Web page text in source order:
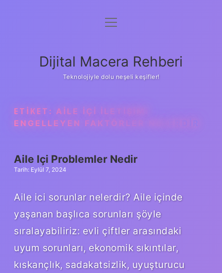
Anasayfa
Yasal Uyarı
menüyü
Dijital Macera Rehberi
Teknolojiyle dolu neşeli keşifler!
ETIKET: AILE IÇI ILETIŞIMI
ENGELLEYEN FAKTÖRLER NELERDIR
Aile Içi Problemler Nedir
Tarih: Eylül 7, 2024
Aile ici sorunlar nelerdir? Aile içinde
yaşanan başlıca sorunları şöyle
sıralayabiliriz: evli çiftler arasındaki
uyum sorunları, ekonomik sıkıntılar,
kıskançlık, sadakatsizlik, uyuşturucu